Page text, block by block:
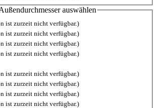
auswählen
ist zurzeit nicht verfügbar.)
ist zurzeit nicht verfügbar.)
ist zurzeit nicht verfügbar.)
ist zurzeit nicht verfügbar.)
ist zurzeit nicht verfügbar.)
ist zurzeit nicht verfügbar.)
ist zurzeit nicht verfügbar.)
ist zurzeit nicht verfügbar.)